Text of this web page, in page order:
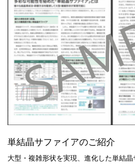
単結晶サファイアのご紹介
大型・複雑形状を実現、進化した単結